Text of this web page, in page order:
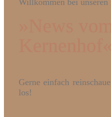
Willkommen bei unseren
Gerne einfach
los!